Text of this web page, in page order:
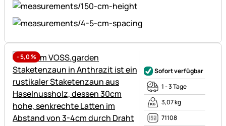
-5,0%
Sofort verfügbar
1 - 3 Tage
3,07 kg
71108